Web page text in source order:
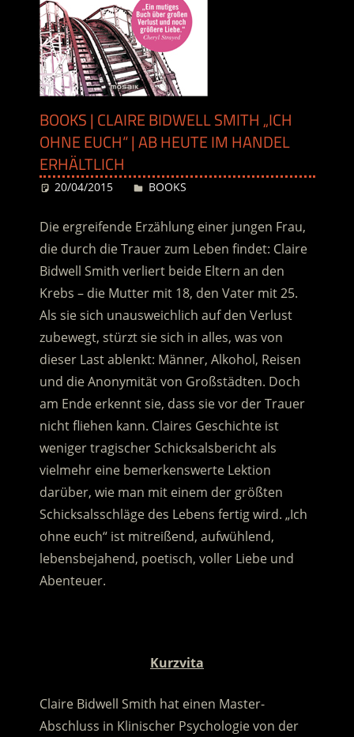
BOOKS | CLAIRE BIDWELL SMITH „ICH
OHNE EUCH“ | AB HEUTE IM HANDEL
ERHÄLTLICH
20/04/2015 Desiree
BOOKS
Die ergreifende Erzählung einer jungen Frau,
die durch die Trauer zum Leben findet: Claire
Bidwell Smith verliert beide Eltern an den
Krebs – die Mutter mit 18, den Vater mit 25.
Als sie sich unausweichlich auf den Verlust
zubewegt, stürzt sie sich in alles, was von
dieser Last ablenkt: Männer, Alkohol, Reisen
und die Anonymität von Großstädten. Doch
am Ende erkennt sie, dass sie vor der Trauer
nicht fliehen kann. Claires Geschichte ist
weniger tragischer Schicksalsbericht als
vielmehr eine bemerkenswerte Lektion
darüber, wie man mit einem der größten
Schicksalsschläge des Lebens fertig wird. „Ich
ohne euch“ ist mitreißend, aufwühlend,
lebensbejahend, poetisch, voller Liebe und
Abenteuer.
Kurzvita
Claire Bidwell Smith hat einen Master-
Abschluss in Klinischer Psychologie von der